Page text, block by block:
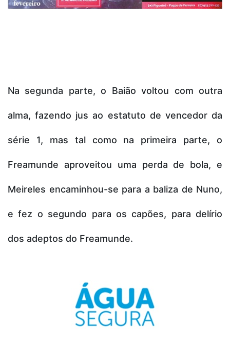
Na segunda parte, o Baião voltou com outra
alma, fazendo jus ao estatuto de vencedor da
série 1, mas tal como na primeira parte, o
Freamunde aproveitou uma perda de bola, e
Meireles encaminhou-se para a baliza de Nuno,
e fez o segundo para os capões, para delírio
dos adeptos do Freamunde.